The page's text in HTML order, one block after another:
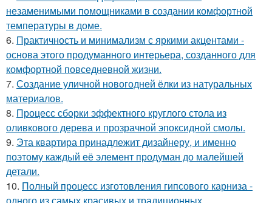
незаменимыми помощниками в создании комфортной
температуры в доме.
6. Практичность и минимализм с яркими акцентами -
основа этого продуманного интерьера, созданного для
комфортной повседневной жизни.
7. Создание уличной новогодней ёлки из натуральных
материалов.
8. Процесс сборки эффектного круглого стола из
оливкового дерева и прозрачной эпоксидной смолы.
9. Эта квартира принадлежит дизайнеру, и именно
поэтому каждый её элемент продуман до малейшей
детали.
10. Полный процесс изготовления гипсового карниза -